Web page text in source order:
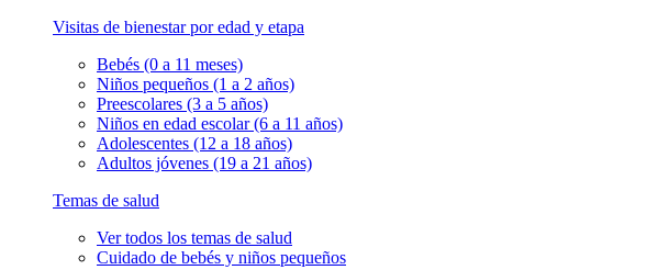
Visitas de bienestar por edad y etapa
Bebés (0 a 11 meses)
Niños pequeños (1 a 2 años)
Preescolares (3 a 5 años)
Niños en edad escolar (6 a 11 años)
Adolescentes (12 a 18 años)
Adultos jóvenes (19 a 21 años)
Temas de salud
Ver todos los temas de salud
Cuidado de bebés y niños pequeños